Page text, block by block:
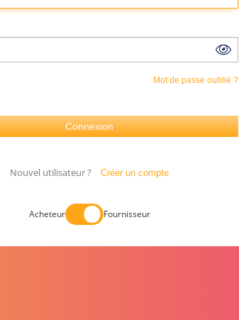
Mot de passe oublié ?
Nouvel utilisateur ? Créer un compte
Acheteur Fournisseur